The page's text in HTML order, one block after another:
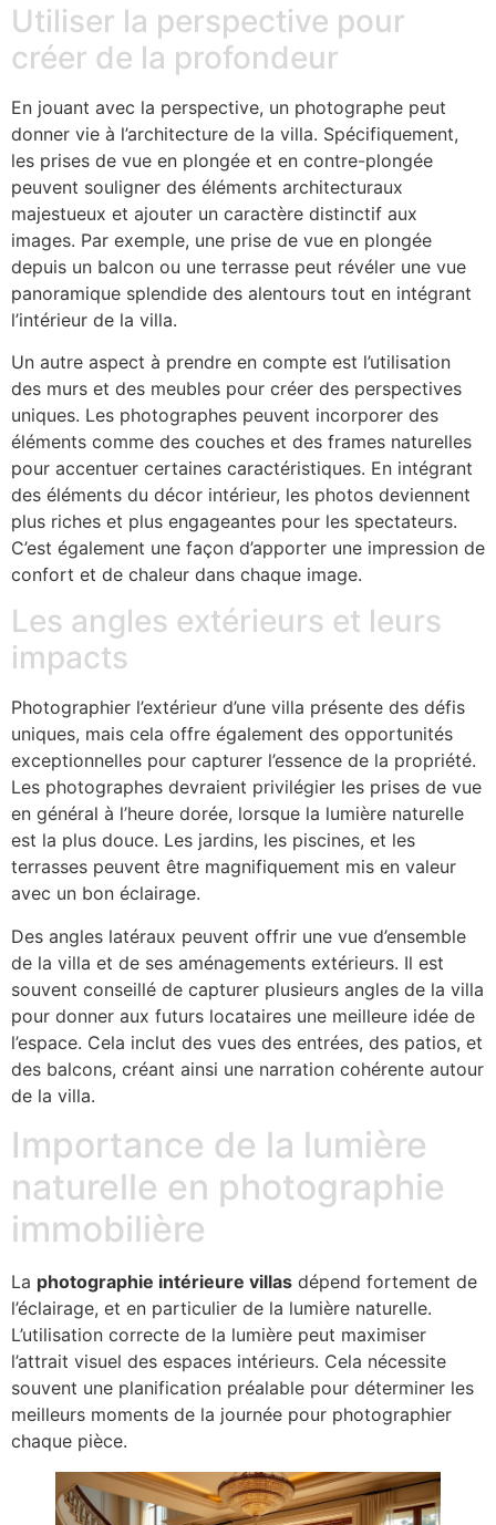
Utiliser la perspective pour
créer de la profondeur
En jouant avec la perspective, un photographe peut
donner vie à l’architecture de la villa. Spécifiquement,
les prises de vue en plongée et en contre-plongée
peuvent souligner des éléments architecturaux
majestueux et ajouter un caractère distinctif aux
images. Par exemple, une prise de vue en plongée
depuis un balcon ou une terrasse peut révéler une vue
panoramique splendide des alentours tout en intégrant
l’intérieur de la villa.
Un autre aspect à prendre en compte est l’utilisation
des murs et des meubles pour créer des perspectives
uniques. Les photographes peuvent incorporer des
éléments comme des couches et des frames naturelles
pour accentuer certaines caractéristiques. En intégrant
des éléments du décor intérieur, les photos deviennent
plus riches et plus engageantes pour les spectateurs.
C’est également une façon d’apporter une impression de
confort et de chaleur dans chaque image.
Les angles extérieurs et leurs
impacts
Photographier l’extérieur d’une villa présente des défis
uniques, mais cela offre également des opportunités
exceptionnelles pour capturer l’essence de la propriété.
Les photographes devraient privilégier les prises de vue
en général à l’heure dorée, lorsque la lumière naturelle
est la plus douce. Les jardins, les piscines, et les
terrasses peuvent être magnifiquement mis en valeur
avec un bon éclairage.
Des angles latéraux peuvent offrir une vue d’ensemble
de la villa et de ses aménagements extérieurs. Il est
souvent conseillé de capturer plusieurs angles de la villa
pour donner aux futurs locataires une meilleure idée de
l’espace. Cela inclut des vues des entrées, des patios, et
des balcons, créant ainsi une narration cohérente autour
de la villa.
Importance de la lumière
naturelle en photographie
immobilière
La photographie intérieure villas dépend fortement de
l’éclairage, et en particulier de la lumière naturelle.
L’utilisation correcte de la lumière peut maximiser
l’attrait visuel des espaces intérieurs. Cela nécessite
souvent une planification préalable pour déterminer les
meilleurs moments de la journée pour photographier
chaque pièce.